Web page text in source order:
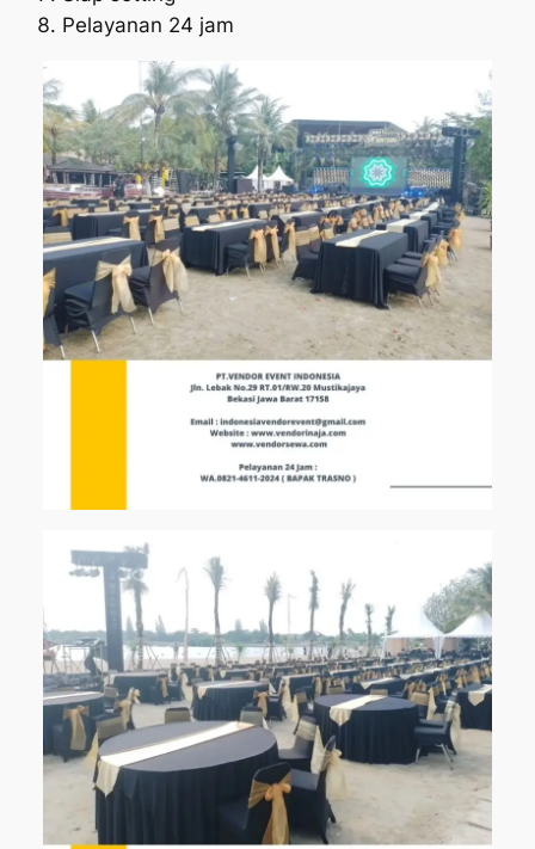
Pelayanan 24 jam